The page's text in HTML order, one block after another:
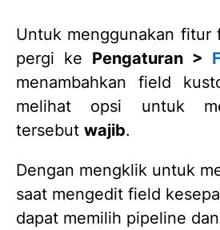
Untuk menggunakan fitur
pergi ke Pengaturan >
menambahkan field
melihat opsi untuk
tersebut wajib.
Dengan mengklik untuk
saat mengedit field
dapat memilih pipeline